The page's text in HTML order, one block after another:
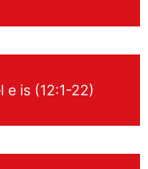
is (12:1-22)